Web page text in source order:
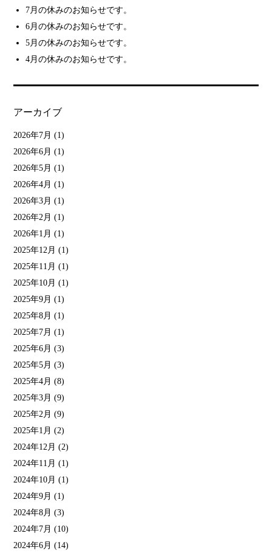
7月の休みのお知らせです。
6月の休みのお知らせです。
5月の休みのお知らせです。
4月の休みのお知らせです。
アーカイブ
2026年7月 (1)
2026年6月 (1)
2026年5月 (1)
2026年4月 (1)
2026年3月 (1)
2026年2月 (1)
2026年1月 (1)
2025年12月 (1)
2025年11月 (1)
2025年10月 (1)
2025年9月 (1)
2025年8月 (1)
2025年7月 (1)
2025年6月 (3)
2025年5月 (3)
2025年4月 (8)
2025年3月 (9)
2025年2月 (9)
2025年1月 (2)
2024年12月 (2)
2024年11月 (1)
2024年10月 (1)
2024年9月 (1)
2024年8月 (3)
2024年7月 (10)
2024年6月 (14)